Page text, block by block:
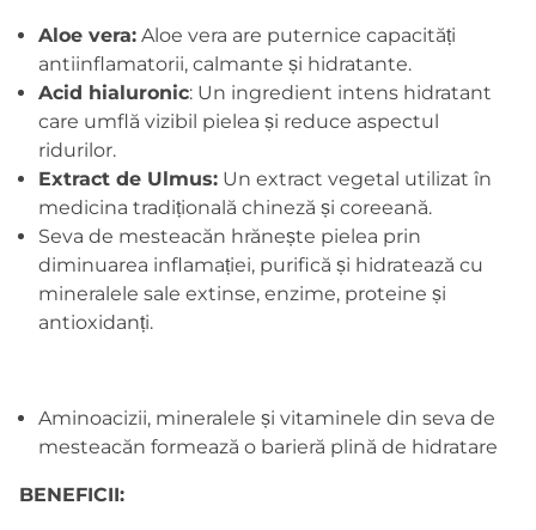
Aloe vera: Aloe vera are puternice capacități
antiinflamatorii, calmante și hidratante.
Acid hialuronic: Un ingredient intens hidratant
care umflă vizibil pielea și reduce aspectul
ridurilor.
Extract de Ulmus: Un extract vegetal utilizat în
medicina tradițională chineză și coreeană.
Seva de mesteacăn hrănește pielea prin
diminuarea inflamației, purifică și hidratează cu
mineralele sale extinse, enzime, proteine și
antioxidanți.
Aminoacizii, mineralele și vitaminele din seva de
mesteacăn formează o barieră plină de hidratare
BENEFICII: